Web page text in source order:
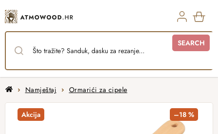
to
content
SEARCH
HomeNamještaj Ormarići za cipele
Akcija –18 %